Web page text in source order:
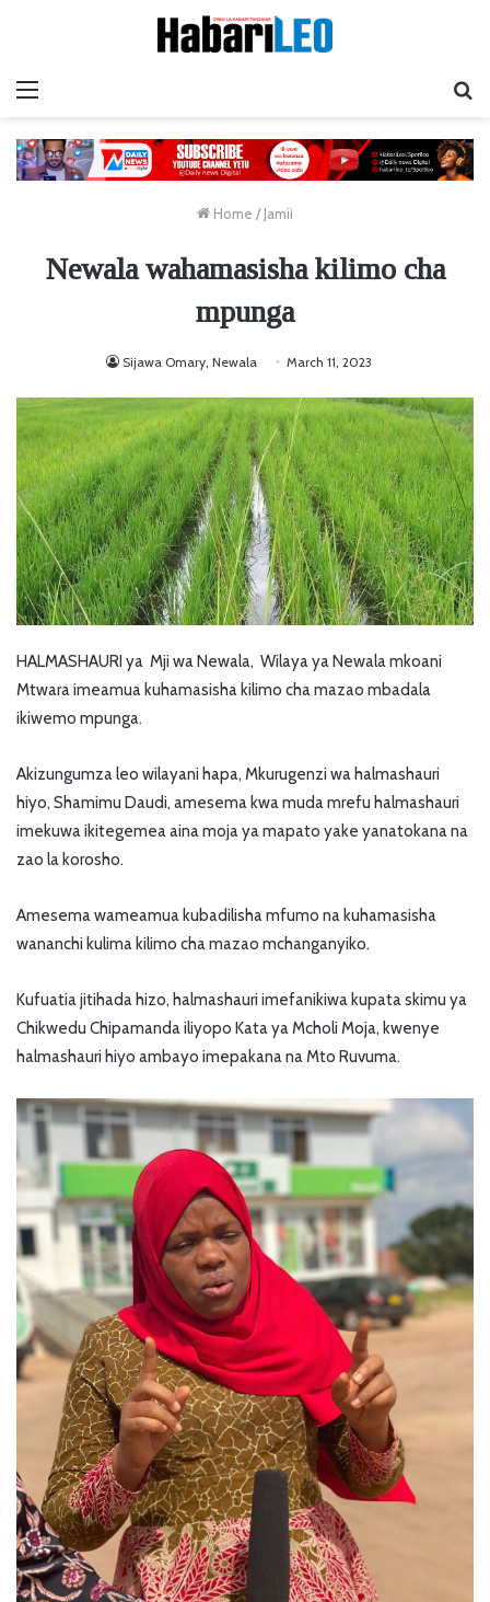
Home / Jamii
Newala wahamasisha kilimo cha
mpunga
Sijawa Omary, Newala March 11, 2023
HALMASHAURI ya Mji wa Newala, Wilaya ya Newala mkoani
Mtwara imeamua kuhamasisha kilimo cha mazao mbadala
ikiwemo mpunga.
Akizungumza leo wilayani hapa, Mkurugenzi wa halmashauri
hiyo, Shamimu Daudi, amesema kwa muda mrefu halmashauri
imekuwa ikitegemea aina moja ya mapato yake yanatokana na
zao la korosho.
Amesema wameamua kubadilisha mfumo na kuhamasisha
wananchi kulima kilimo cha mazao mchanganyiko.
Kufuatia jitihada hizo, halmashauri imefanikiwa kupata skimu ya
Chikwedu Chipamanda iliyopo Kata ya Mcholi Moja, kwenye
halmashauri hiyo ambayo imepakana na Mto Ruvuma.